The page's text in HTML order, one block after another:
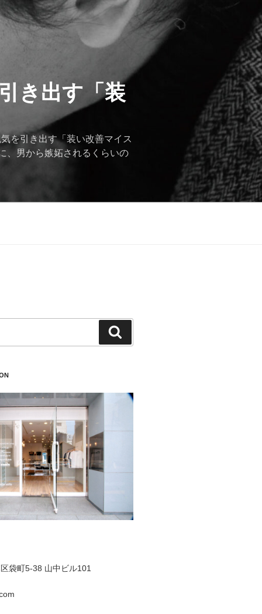
き出す「装
を引き出す「装い改善マイス
、男から嫉妬されるくらいの
索
袋町5-38 山中ビル101